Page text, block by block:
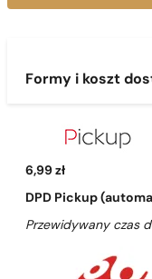
Formy i koszt
6,99 zł
DPD Pickup
Przewidywany czas